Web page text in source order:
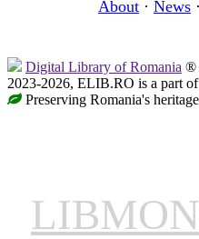
About · News ·
Digital Library of Romania ®
2023-2026, ELIB.RO is a part
Preserving Romania's heritage